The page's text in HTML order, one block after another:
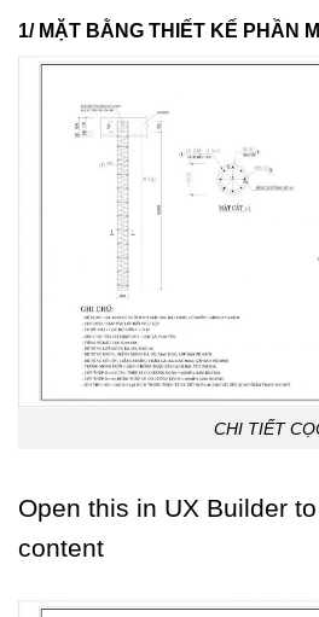
1/ MẶT BẰNG THIẾT KẾ PHẦN
CHI TIẾT
Open this in UX Builder
content